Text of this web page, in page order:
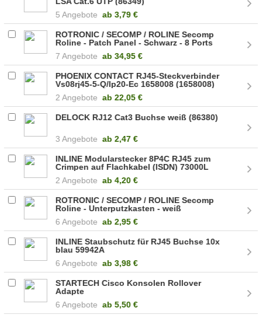
5 Angebote ab 3,79 €
ROTRONIC / SECOMP / ROLINE Secomp
Roline - Patch Panel - Schwarz - 8 Ports
7 Angebote ab 34,95 €
PHOENIX CONTACT RJ45-Steckverbinder
Vs08rj45-5-Q/Ip20-Ec 1658008 (1658008)
2 Angebote ab 22,05 €
DELOCK RJ12 Cat3 Buchse weiß (86380)
3 Angebote ab 2,47 €
INLINE Modularstecker 8P4C RJ45 zum
Crimpen auf Flachkabel (ISDN) 73000L
2 Angebote ab4,20 €
ROTRONIC / SECOMP / ROLINE Secomp
Roline - Unterputzkasten - weiß
6 Angebote ab 2,95 €
INLINE Staubschutz für RJ45 Buchse 10x
blau 59942A
6 Angebote ab 3,98 €
STARTECH Cisco Konsolen Rollover
Adapte
6 Angebote ab 5,50 €